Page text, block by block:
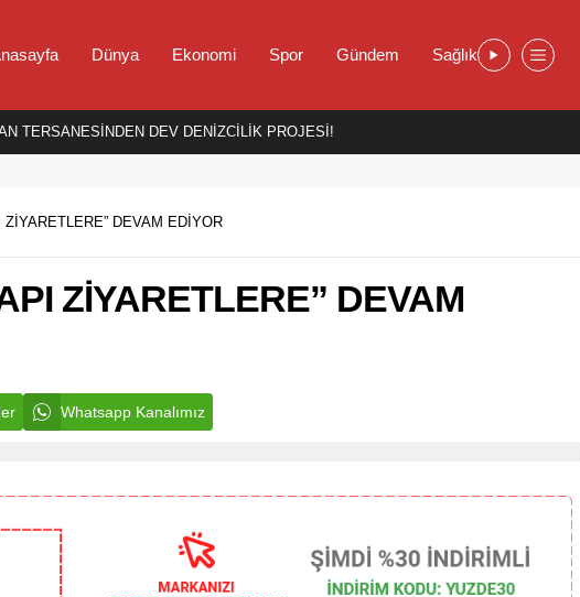
Dünya Ekonomi Spor Gündem Sağlık
TERSANESİNDEN DEV DENİZCİLİK PROJESİ!
ZİYARETLERE” DEVAM EDİYOR
ZİYARETLERE” DEVAM
Whatsapp Kanalımız